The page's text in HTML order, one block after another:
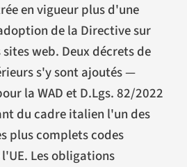
en vigueur plus d'une
de la Directive sur
web. Deux décrets de
s'y sont ajoutés —
la WAD etD.Lgs. 82/2022
du cadre italien l'un des
plus complets codes
Les obligations